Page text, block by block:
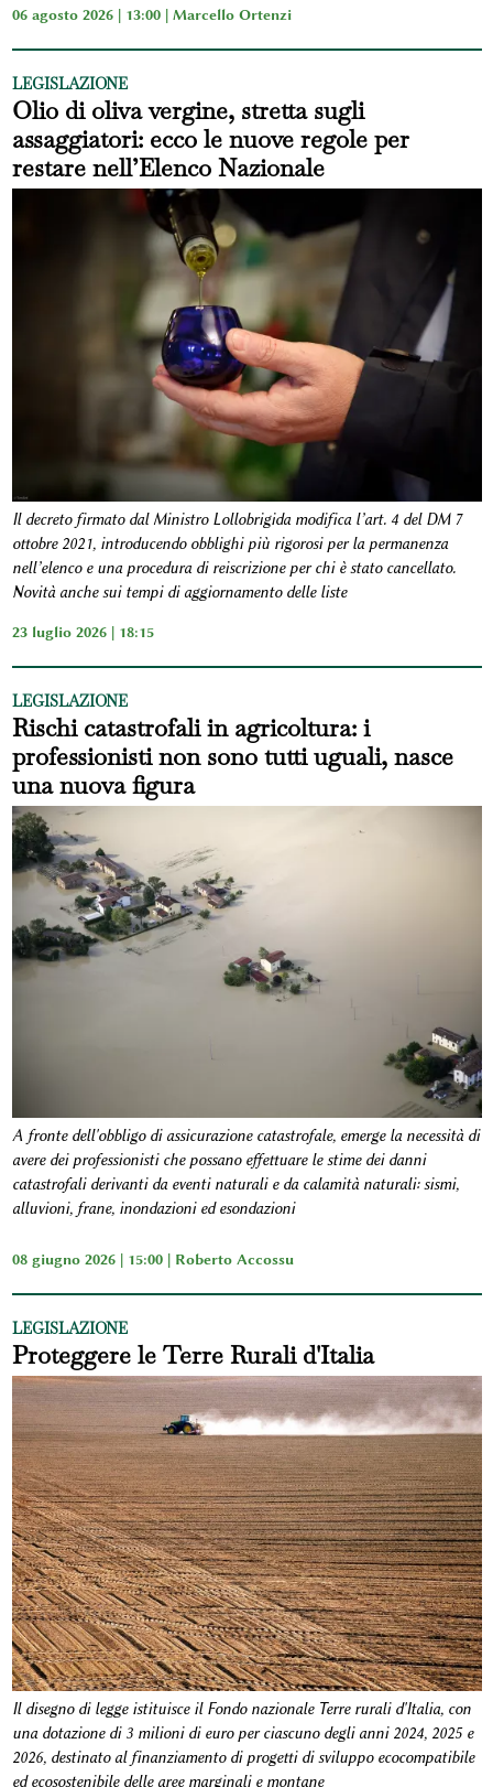
06 agosto 2026 | 13:00 | Marcello Ortenzi
LEGISLAZIONE
Olio di oliva vergine, stretta sugli
assaggiatori: ecco le nuove regole per
restare nell’Elenco Nazionale
Il decreto firmato dal Ministro Lollobrigida modifica l’art. 4 del DM 7
ottobre 2021, introducendo obblighi più rigorosi per la permanenza
nell’elenco e una procedura di reiscrizione per chi è stato cancellato.
Novità anche sui tempi di aggiornamento delle liste
23 luglio 2026 | 18:15
LEGISLAZIONE
Rischi catastrofali in agricoltura: i
professionisti non sono tutti uguali, nasce
una nuova figura
A fronte dell'obbligo di assicurazione catastrofale, emerge la necessità di
avere dei professionisti che possano effettuare le stime dei danni
catastrofali derivanti da eventi naturali e da calamità naturali: sismi,
alluvioni, frane, inondazioni ed esondazioni
08 giugno 2026 | 15:00 | Roberto Accossu
LEGISLAZIONE
Proteggere le Terre Rurali d'Italia
Il disegno di legge istituisce il Fondo nazionale Terre rurali d'Italia, con
una dotazione di 3 milioni di euro per ciascuno degli anni 2024, 2025 e
2026, destinato al finanziamento di progetti di sviluppo ecocompatibile
ed ecosostenibile delle aree marginali e montane